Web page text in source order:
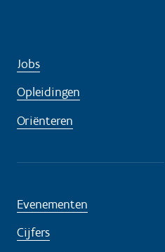
Jobs
Opleidingen
Oriënteren
Evenementen
Cijfers